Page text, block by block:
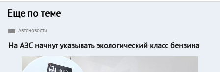
Еще по теме
Автоновости
На АЗС начнут указывать экологический класс бензина